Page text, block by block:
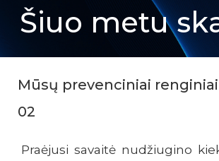
Šiuo metu
Mūsų prevenciniai renginiai
02
Praėjusi savaitė nudžiugino